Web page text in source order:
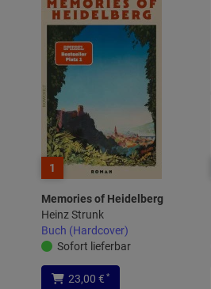
1
Memories of Heidelberg
Heinz Strunk
Buch (Hardcover)
Sofort lieferbar
23,00 € *